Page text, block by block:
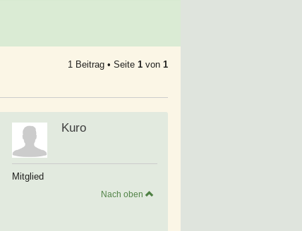
1 Beitrag • Seite 1 von 1
Kuro
Mitglied
Nach oben